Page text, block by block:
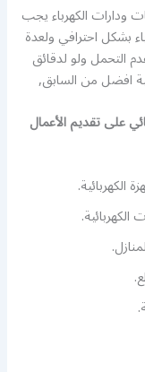
ودارات الكهرباء يجب
بشكل احترافي ولعدة
التحمل ولو لدقائق
افضل من السابق,
على تقديم الأعمال
الكهربائية.